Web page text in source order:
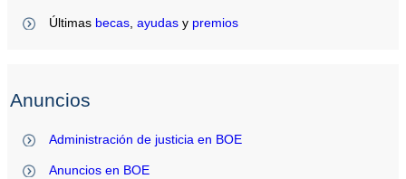
Últimas becas ,ayudas y premios
Anuncios
Administración de justicia en BOE
Anuncios en BOE